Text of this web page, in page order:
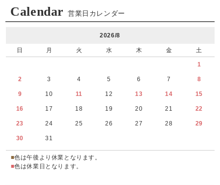
Calendar 営業日カレンダー
2026/8
日 月 火 水 木 金 土
1
2 3 4 5 6 7 8
9 10 11 12 13 14 15
16 17 18 19 20 21 22
23 24 25 26 27 28 29
30 31
■色は午後より休業となります。
■色は休業日となります。